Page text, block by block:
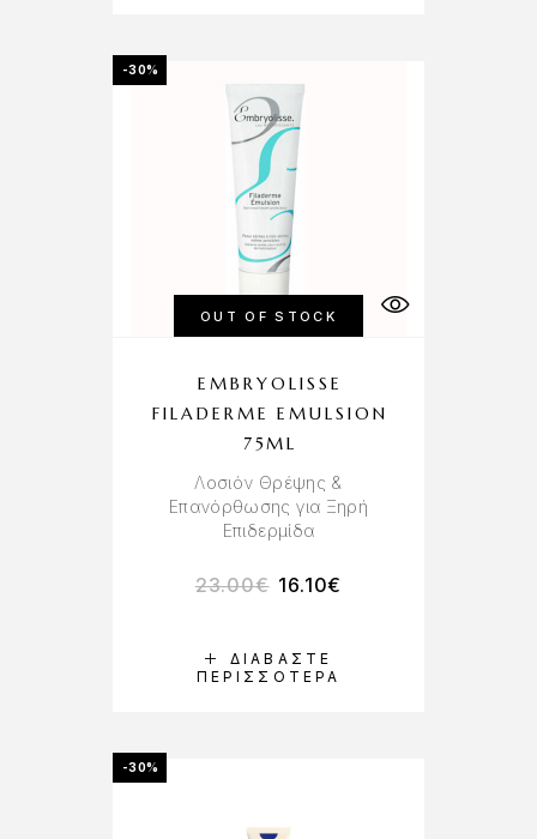
-30%
OUT OF STOCK
ΔΙΑΒΆΣΤΕ
ΠΕΡΙΣΣΌΤΕΡΑ
EMBRYOLISSE
FILADERME EMULSION
75ML
Λοσιόν Θρέψης &
Επανόρθωσης για Ξηρή
Επιδερμίδα
23.00€ 16.10€
-30%